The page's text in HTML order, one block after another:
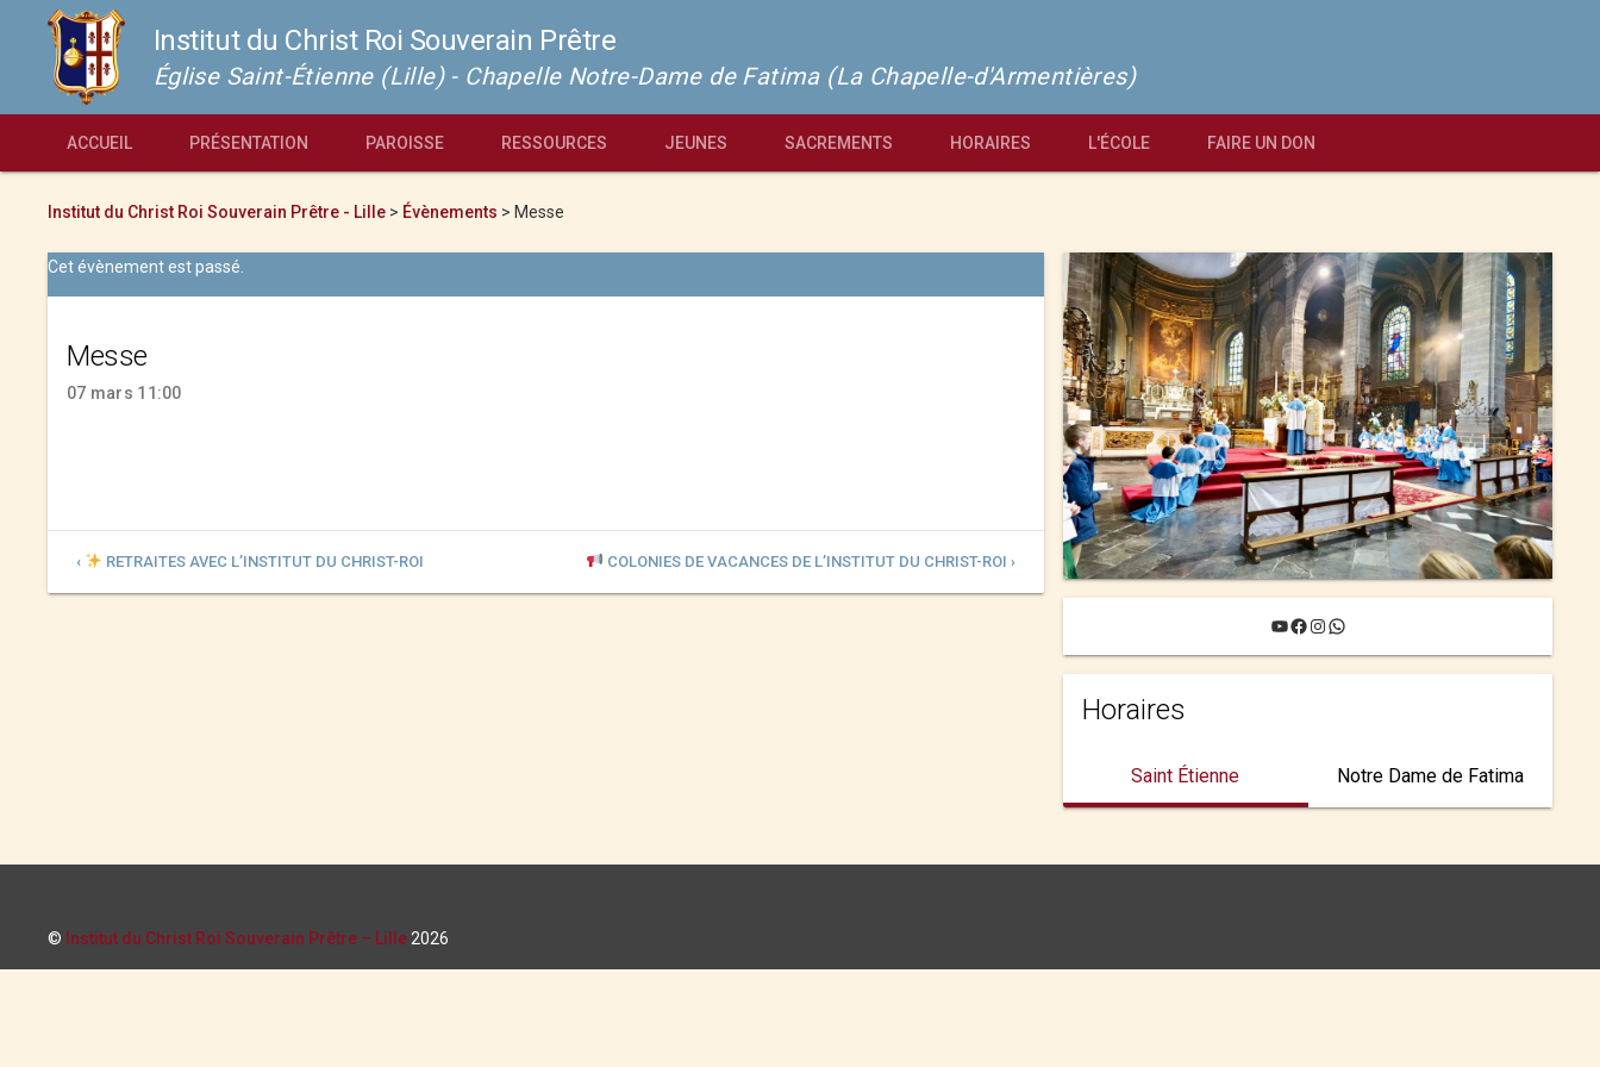
Institut du Christ Roi Souverain Prêtre
Église Saint-Étienne (Lille) - Chapelle Notre-Dame de Fatima (La Chapelle-d'Armentières)
ACCUEIL PRÉSENTATION PAROISSE RESSOURCES JEUNES SACREMENTS HORAIRES L'ÉCOLE FAIRE UN DON
Institut du Christ Roi Souverain Prêtre - Lille > Évènements > Messe
Cet évènement est passé.
Messe
07 mars 11:00
‹ RETRAITES AVEC L’INSTITUT DU CHRIST-ROI COLONIES DE VACANCES DE L’INSTITUT DU CHRIST-ROI ›
YouTube
Facebook
Instagram
WhatsApp
Horaires
Saint Étienne Notre Dame de Fatima
© Institut du Christ Roi Souverain Prêtre – Lille 2026